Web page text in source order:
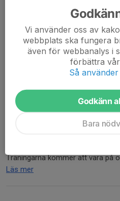
Vi är glada att vi kommer att
Åsenskolan!
Vi kommer att starta igång
Träningarna kommer att vara på
Läs mer
Vi använder oss av
webbplats ska fungera
även för webbanalys i
förbättra
Så
Godkänn
Bara